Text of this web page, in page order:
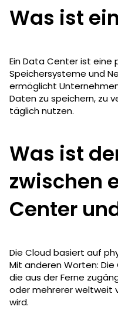
Was ist
Ein Data Center ist eine
Speichersysteme und
ermöglicht
Daten zu speichern, zu
täglich nutzen.
Was ist
zwischen
Center
Die Cloud basiert auf
Mit anderen Worten:
die aus der Ferne
oder mehrerer weltweit
wird.